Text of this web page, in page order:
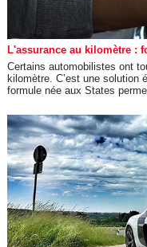
L'assurance au kilomètre :
Certains automobilistes ont
kilomètre. C’est une solution
formule née aux States